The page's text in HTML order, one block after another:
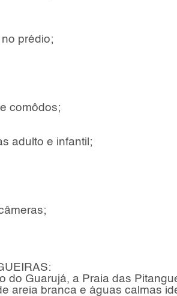
prédio;
comôdos;
adulto e infantil;
do Guarujá, a Praia das
areia branca e águas calmas